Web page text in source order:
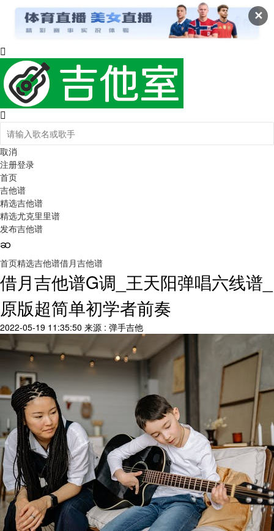
✕
取消
注册登录
首页
吉他谱
精选吉他谱
精选尤克里里谱
发布吉他谱
首页精选吉他谱借月吉他谱
借月吉他谱G调_王天阳弹唱六线谱_
原版超简单初学者前奏
2022-05-19 11:35:50 来源 : 弹手吉他